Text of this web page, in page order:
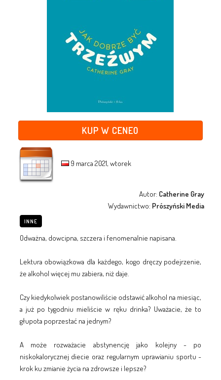
KUP W CENEO
9 marca 2021, wtorek
Autor: Catherine Gray
Wydawnictwo: Prószyński Media
INNE
Odważna, dowcipna, szczera i fenomenalnie napisana.
Lektura obowiązkowa dla każdego, kogo dręczy podejrzenie,
że alkohol więcej mu zabiera, niż daje.
Czy kiedykolwiek postanowiliście odstawić alkohol na miesiąc,
a już po tygodniu mieliście w ręku drinka? Uważacie, że to
głupota poprzestać na jednym?
A może rozważacie abstynencję jako kolejny - po
niskokalorycznej diecie oraz regularnym uprawianiu sportu -
krok ku zmianie życia na zdrowsze i lepsze?